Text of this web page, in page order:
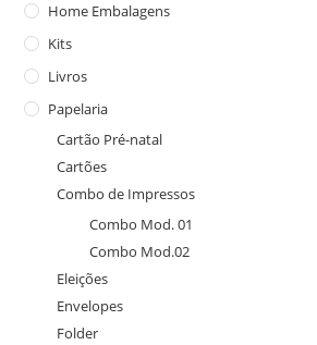
Home Embalagens
Kits
Livros
Papelaria
Cartão Pré-natal
Cartões
Combo de Impressos
Combo Mod. 01
Combo Mod.02
Eleições
Envelopes
Folder